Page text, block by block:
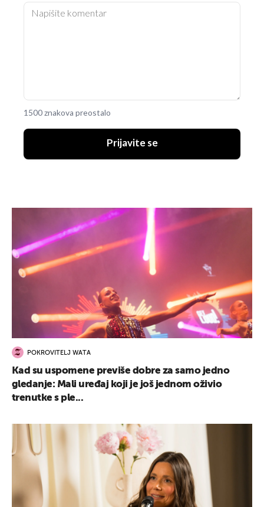
1500 znakova preostalo
Prijavite se
POKROVITELJ WATA
Kad su uspomene previše dobre za samo jedno
gledanje: Mali uređaj koji je još jednom oživio
trenutke s ple...